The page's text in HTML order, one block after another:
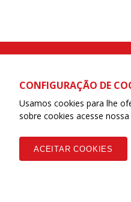
Rua Caetano Pinto nº
Única dos Trabalhadores 3.960 -
CONFIGURAÇÃO DE
Usamos cookies para lhe
sobre cookies acesse nossa
ACEITAR COOKIES